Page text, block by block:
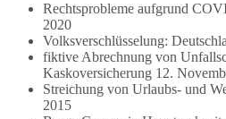
Rechtsprobleme aufgrund
2020
Volksverschlüsselung:
fiktive Abrechnung von
Kaskoversicherung 12.
Streichung von Urlaubs- und
2015